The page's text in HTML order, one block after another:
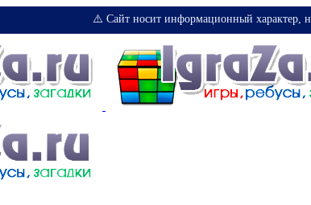
⚠️ Сайт носит информационный характер,